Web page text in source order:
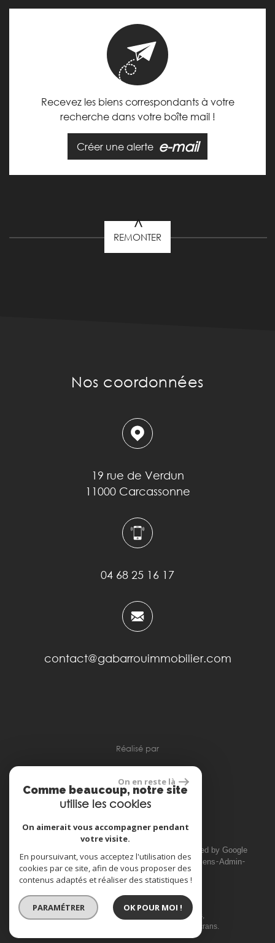
Recevez les biens correspondants à votre
recherche dans votre boîte mail !
Créer une alerte e-mail
REMONTER
Nos coordonnées
04 68 25 16 17
contact@gabarrouimmobilier.com
19 rue de Verdun
11000 Carcassonne
réalisé par
© 2026 | Tous droits réservés | Traduction powered by Google
Plan du site Mentions légales Nos honoraires Liens Admin
Toutes nos annonces
Site internet compatible multi-supports,
un seul site adaptable à tous les types d'écrans.
On en reste là
Comme beaucoup, notre site
utilise les cookies
On aimerait vous accompagner pendant
votre visite.
En poursuivant, vous acceptez l'utilisation des
cookies par ce site, afin de vous proposer des
contenus adaptés et réaliser des statistiques !
PARAMÉTRER OK POUR MOI !